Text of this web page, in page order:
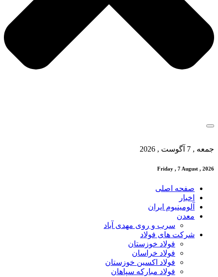
جمعه , 7 آگوست , 2026
Friday , 7 August , 2026
صفحه اصلی
اخبار
آلومینیوم ایران
معدن
سرب و روی مهدی آباد
شرکت های فولاد
فولاد خوزستان
فولاد خراسان
فولاد اکسین خوزستان
فولاد مبارکه سپاهان